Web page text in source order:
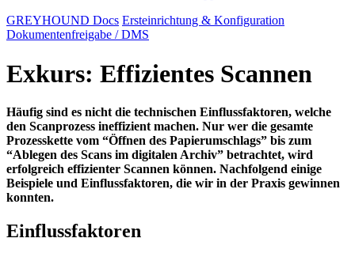
GREYHOUND Docs Ersteinrichtung & Konfiguration
Dokumentenfreigabe / DMS
Exkurs: Effizientes Scannen
Häufig sind es nicht die technischen Einflussfaktoren, welche
den Scanprozess ineffizient machen. Nur wer die gesamte
Prozesskette vom “Öffnen des Papierumschlags” bis zum
“Ablegen des Scans im digitalen Archiv” betrachtet, wird
erfolgreich effizienter Scannen können. Nachfolgend einige
Beispiele und Einflussfaktoren, die wir in der Praxis gewinnen
konnten.
Einflussfaktoren